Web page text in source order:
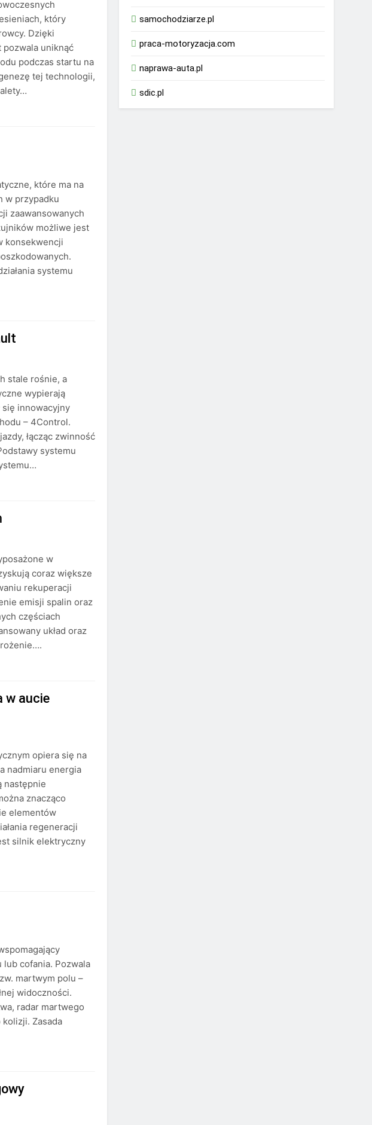
który
Dzięki
pozwala uniknąć
podczas startu na
tej technologii,
które ma na
w przypadku
zaawansowanych
możliwe jest
konsekwencji
systemu
stale rośnie, a
wypierają
się innowacyjny
– 4Control.
łącząc zwinność
systemu
w
coraz większe
rekuperacji
emisji spalin oraz
częściach
układ oraz
w aucie
opiera się na
nadmiaru energia
następnie
znacząco
elementów
regeneracji
silnik elektryczny
cofania. Pozwala
martwym polu –
widoczności.
radar martwego
Zasada
samochodziarze.pl
praca-motoryzacja.com
naprawa-auta.pl
sdic.pl